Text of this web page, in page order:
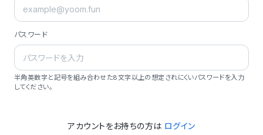
パスワード
半角英数字と記号を組み合わせた8文字以上の想定されにくいパスワードを入力
してください。
アカウントをお持ちの方は ログイン